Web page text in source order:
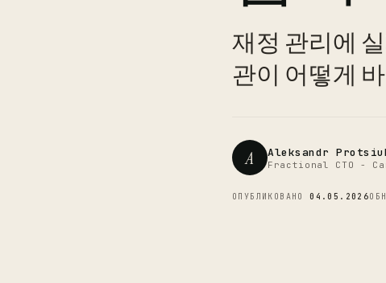
재정 관리에
관이 어떻게
A Aleksandr
Fractional CTO -
ОПУБЛИКОВАНО04.05.2026